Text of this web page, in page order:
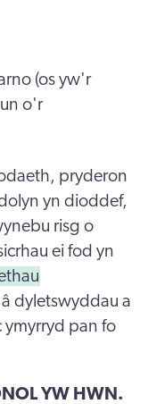
(os yw'r
o'r
pryderon
yn dioddef,
risg o
ei fod yn
dyletswyddau a
ymyrryd pan fo
YW HWN.